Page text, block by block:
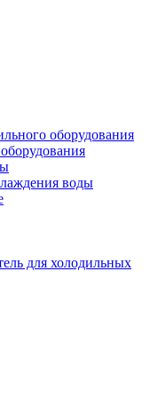
оборудования
воды
для холодильных